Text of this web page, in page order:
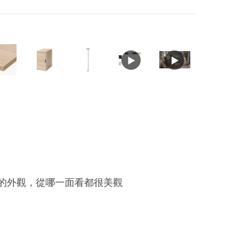
外觀，從哪一面看都很美觀